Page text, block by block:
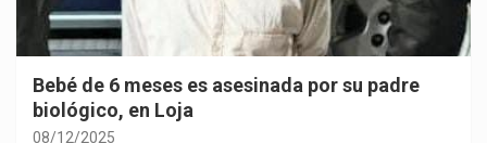
Bebé de 6 meses es asesinada por su padre
biológico, en Loja
08/12/2025